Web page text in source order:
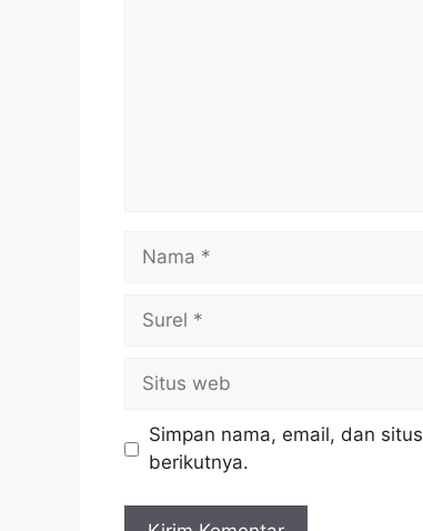
Nama
Surel
Situs
web
Simpan nama, email, dan
berikutnya.